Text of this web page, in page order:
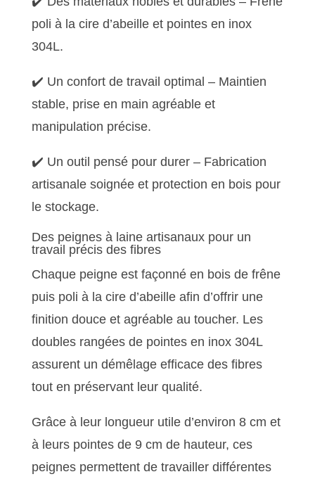
poli à la cire d’abeille et pointes en inox
304L.
✔️ Un confort de travail optimal – Maintien
stable, prise en main agréable et
manipulation précise.
✔️ Un outil pensé pour durer – Fabrication
artisanale soignée et protection en bois pour
le stockage.
Des peignes à laine artisanaux pour un
travail précis des fibres
Chaque peigne est façonné en bois de frêne
puis poli à la cire d’abeille afin d’offrir une
finition douce et agréable au toucher. Les
doubles rangées de pointes en inox 304L
assurent un démêlage efficace des fibres
tout en préservant leur qualité.
Grâce à leur longueur utile d’environ 8 cm et
à leurs pointes de 9 cm de hauteur, ces
peignes permettent de travailler différentes